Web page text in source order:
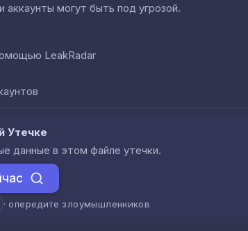
аккаунты могут быть под угрозой.
LeakRadar
Утечке
данные в этом файле утечки.
· опередите злоумышленников